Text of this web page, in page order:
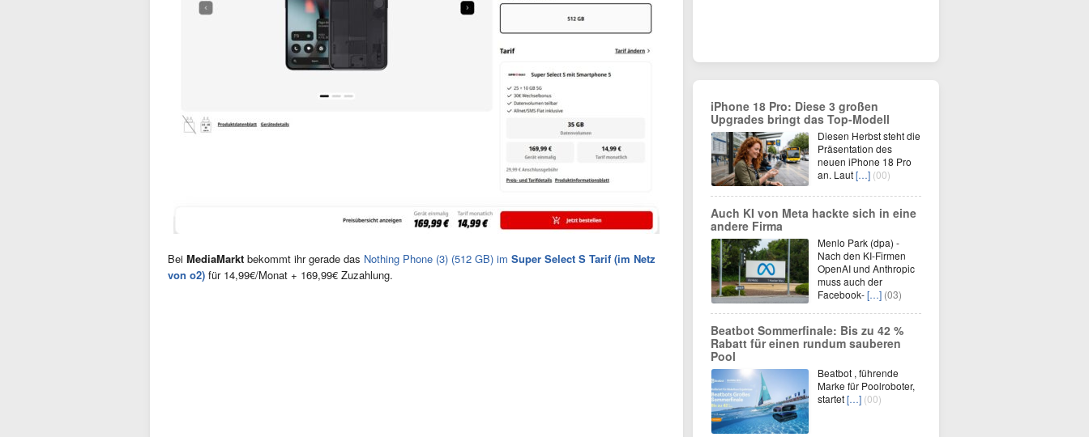
Bei MediaMarkt bekommt ihr gerade das Nothing Phone (3) (512 GB) im Super Select S Tarif (im Netz
von o2) für 14,99€/Monat + 169,99€ Zuzahlung.
iPhone 18 Pro: Diese 3 großen
Upgrades bringt das Top-Modell
Diesen Herbst steht die
Präsentation des
neuen iPhone 18 Pro
an. Laut[…] (00)
Auch KI von Meta hackte sich in eine
andere Firma
Menlo Park (dpa) -
Nach den KI-Firmen
OpenAI und Anthropic
muss auch der
Facebook-[…] (03)
Beatbot Sommerfinale: Bis zu 42 %
Rabatt für einen rundum sauberen
Pool
Beatbot , führende
Marke für Poolroboter,
startet[…] (00)